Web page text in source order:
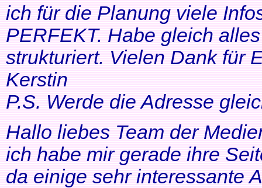
ich für die Planung viele
PERFEKT. Habe gleich
strukturiert. Vielen Dank für
Kerstin
P.S. Werde die Adresse
Hallo liebes Team der
ich habe mir gerade ihre
da einige sehr interessante